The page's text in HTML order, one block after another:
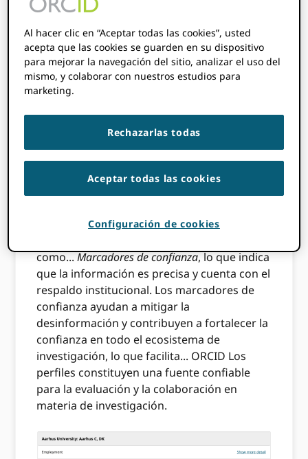
información de
investigación
verificada
(empleo, educación, trabajos e
identificadores personales) aportados a
ORCID En cuanto a los registros, el
consorcio danés desempeña un papel
afiliaciones, trabajos y datos de
como...Marcadores de confianza, lo que indica
que la información es precisa y cuenta con el
respaldo institucional. Los marcadores de
confianza ayudan a mitigar la
desinformación y contribuyen a fortalecer la
confianza en todo el ecosistema de
investigación, lo que facilita... ORCID Los
perfiles constituyen una fuente confiable
para la evaluación y la colaboración en
materia de investigación.
Al hacer clic en “Aceptar todas las cookies”, usted
acepta que las cookies se guarden en su dispositivo
para mejorar la navegación del sitio, analizar el uso del
mismo, y colaborar con nuestros estudios para
marketing.
Rechazarlas todas
Aceptar todas las cookies
Configuración de cookies